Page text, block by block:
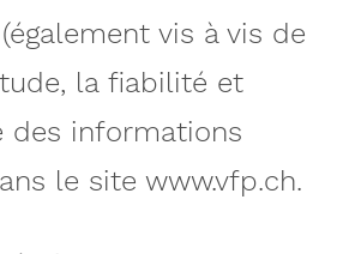
vis à vis de
la fiabilité et
des informations
le site www.vfp.ch.